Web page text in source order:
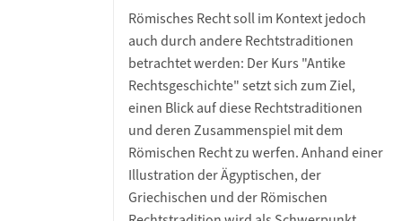
Römisches Recht soll im Kontext jedoch
auch durch andere Rechtstraditionen
betrachtet werden: Der Kurs "Antike
Rechtsgeschichte" setzt sich zum Ziel,
einen Blick auf diese Rechtstraditionen
und deren Zusammenspiel mit dem
Römischen Recht zuwerfen. Anhand einer
Illustration der Ägyptischen, der
Griechischen und der Römischen